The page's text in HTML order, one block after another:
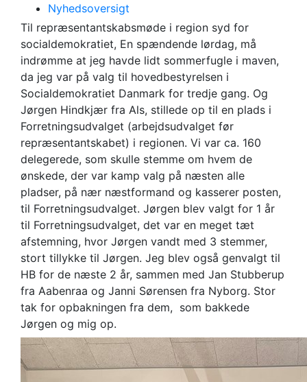
Nyhedsoversigt
Til repræsentantskabsmøde i region syd for
socialdemokratiet, En spændende lørdag, må
indrømme at jeg havde lidt sommerfugle i maven,
da jeg var på valg til hovedbestyrelsen i
Socialdemokratiet Danmark for tredje gang. Og
Jørgen Hindkjær fra Als, stillede op til en plads i
Forretningsudvalget (arbejdsudvalget før
repræsentantskabet) i regionen. Vi var ca. 160
delegerede, som skulle stemme om hvem de
ønskede, der var kamp valg på næsten alle
pladser, på nær næstformand og kasserer posten,
til Forretningsudvalget. Jørgen blev valgt for 1 år
til Forretningsudvalget, det var en meget tæt
afstemning, hvor Jørgen vandt med 3 stemmer,
stort tillykke til Jørgen. Jeg blev også genvalgt til
HB for de næste 2 år, sammen med Jan Stubberup
fra Aabenraa og Janni Sørensen fra Nyborg. Stor
tak for opbakningen fra dem, som bakkede
Jørgen og mig op.